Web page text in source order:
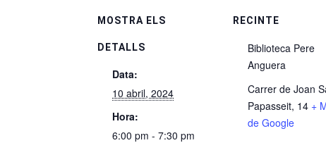
MOSTRA ELS
DETALLS
Data:
10 abril, 2024
Hora:
6:00 pm - 7:30 pm
RECINTE
Biblioteca Pere
Anguera
Carrer de Joan
Papasseit, 14 +
de Google